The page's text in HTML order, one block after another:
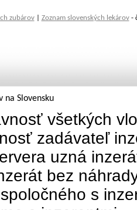
zubárov| Zoznam slovenských lekárov-
na Slovensku
všetkých
zadávateľ
uzná
bez
s